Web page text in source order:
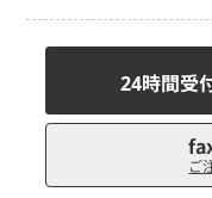
24時間受
ご